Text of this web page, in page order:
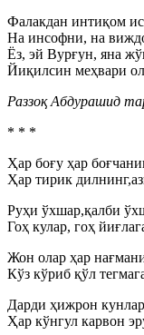
Фалакдан интиқом
На инсофни, на
Ёз, эй Вурғун, яна
Йиқилсин меҳвари
Раззоқ Абдурашид
* * *
Ҳар боғу ҳар
Ҳар тирик
Руҳи ўхшар,қалби
Гоҳ кулар, гоҳ
Жон олар ҳар
Кўз кўриб қўл
Дарди ҳижрон
Ҳар кўнгул карвон